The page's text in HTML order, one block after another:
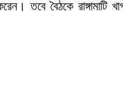
তবে বৈঠকে রাঙ্গামাটি